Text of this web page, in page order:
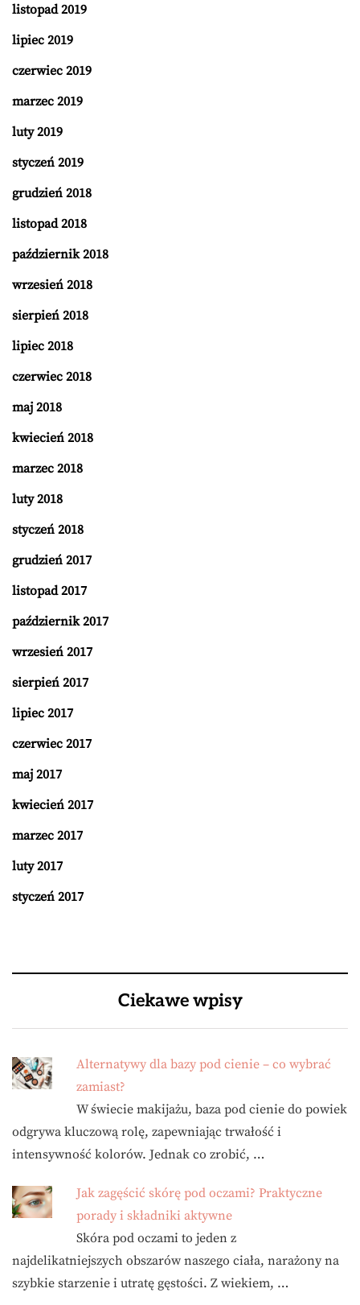
listopad 2019
lipiec 2019
czerwiec 2019
marzec 2019
luty 2019
styczeń 2019
grudzień 2018
listopad 2018
październik 2018
wrzesień 2018
sierpień 2018
lipiec 2018
czerwiec 2018
maj 2018
kwiecień 2018
marzec 2018
luty 2018
styczeń 2018
grudzień 2017
listopad 2017
październik 2017
wrzesień 2017
sierpień 2017
lipiec 2017
czerwiec 2017
maj 2017
kwiecień 2017
marzec 2017
luty 2017
styczeń 2017
Ciekawe wpisy
Alternatywy dla bazy pod cienie – co wybrać
zamiast?
W świecie makijażu, baza pod cienie do powiek
odgrywa kluczową rolę, zapewniając trwałość i
intensywność kolorów. Jednak co zrobić, …
Jak zagęścić skórę pod oczami? Praktyczne
porady i składniki aktywne
Skóra pod oczami to jeden z
najdelikatniejszych obszarów naszego ciała, narażony na
szybkie starzenie i utratę gęstości. Z wiekiem, …